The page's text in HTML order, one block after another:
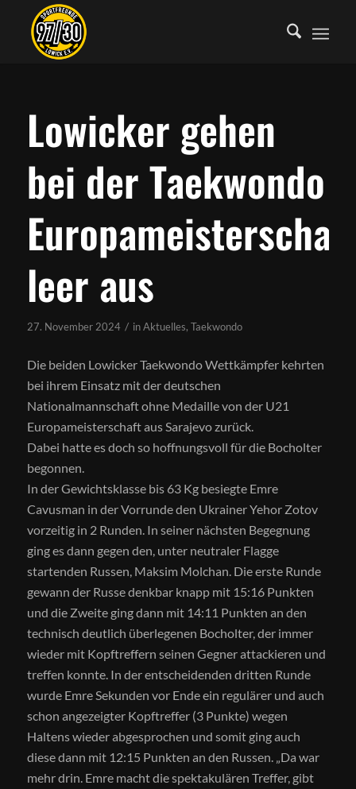
Lowicker gehen
bei der Taekwondo
leer aus
27. November 2024 / inAktuelles, Taekwondo
Die beiden Lowicker Taekwondo Wettkämpfer kehrten
bei ihrem Einsatz mit der deutschen
Nationalmannschaft ohne Medaille von der U21
Europameisterschaft aus Sarajevo zurück.
Dabei hatte es doch so hoffnungsvoll für die Bocholter
begonnen.
In der Gewichtsklasse bis 63 Kg besiegte Emre
Cavusman in der Vorrunde den Ukrainer Yehor Zotov
vorzeitig in 2 Runden. In seiner nächsten Begegnung
ging es dann gegen den, unter neutraler Flagge
startenden Russen, Maksim Molchan. Die erste Runde
gewann der Russe denkbar knapp mit 15:16 Punkten
und die Zweite ging dann mit 14:11 Punkten an den
technisch deutlich überlegenen Bocholter, der immer
wieder mit Kopftreffern seinen Gegner attackieren und
treffen konnte. In der entscheidenden dritten Runde
wurde Emre Sekunden vor Ende ein regulärer und auch
schon angezeigter Kopftreffer (3 Punkte) wegen
Haltens wieder abgesprochen und somit ging auch
diese dann mit 12:15 Punkten an den Russen. „Da war
mehr drin. Emre macht die spektakulären Treffer, gibt